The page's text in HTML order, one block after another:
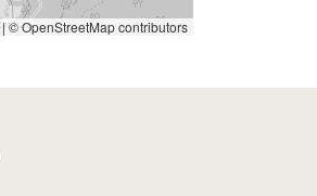
|© OpenStreetMap contributors